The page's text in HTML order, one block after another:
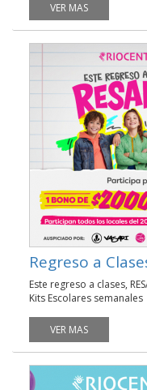
VER MAS
Regreso a
Este regreso a clases,
Kits Escolares semanales
VER MAS